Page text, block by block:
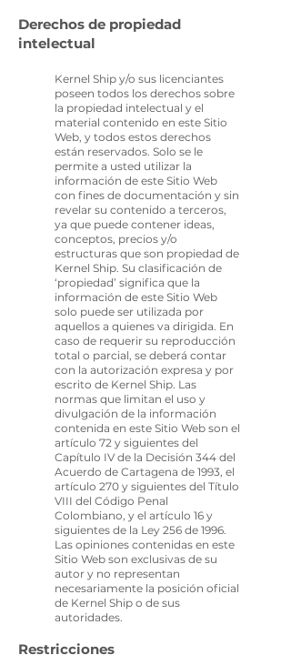
Derechos de propiedad
intelectual
Kernel Ship y/o sus licenciantes
poseen todos los derechos sobre
la propiedad intelectual y el
material contenido en este Sitio
Web, y todos estos derechos
están reservados. Solo se le
permite a usted utilizar la
información de este Sitio Web
con fines de documentación y sin
revelar su contenido a terceros,
ya que puede contener ideas,
conceptos, precios y/o
estructuras que son propiedad de
Kernel Ship. Su clasificación de
‘propiedad’ significa que la
información de este Sitio Web
solo puede ser utilizada por
aquellos a quienes va dirigida. En
caso de requerir su reproducción
total o parcial, se deberá contar
con la autorización expresa y por
escrito de Kernel Ship. Las
normas que limitan el uso y
divulgación de la información
contenida en este Sitio Web son el
artículo 72 y siguientes del
Capítulo IV de la Decisión 344 del
Acuerdo de Cartagena de 1993, el
artículo 270 y siguientes del Título
VIII del Código Penal
Colombiano, y el artículo 16 y
siguientes de la Ley 256 de 1996.
Las opiniones contenidas en este
Sitio Web son exclusivas de su
autor y no representan
necesariamente la posición oficial
de Kernel Ship o de sus
autoridades.
Restricciones